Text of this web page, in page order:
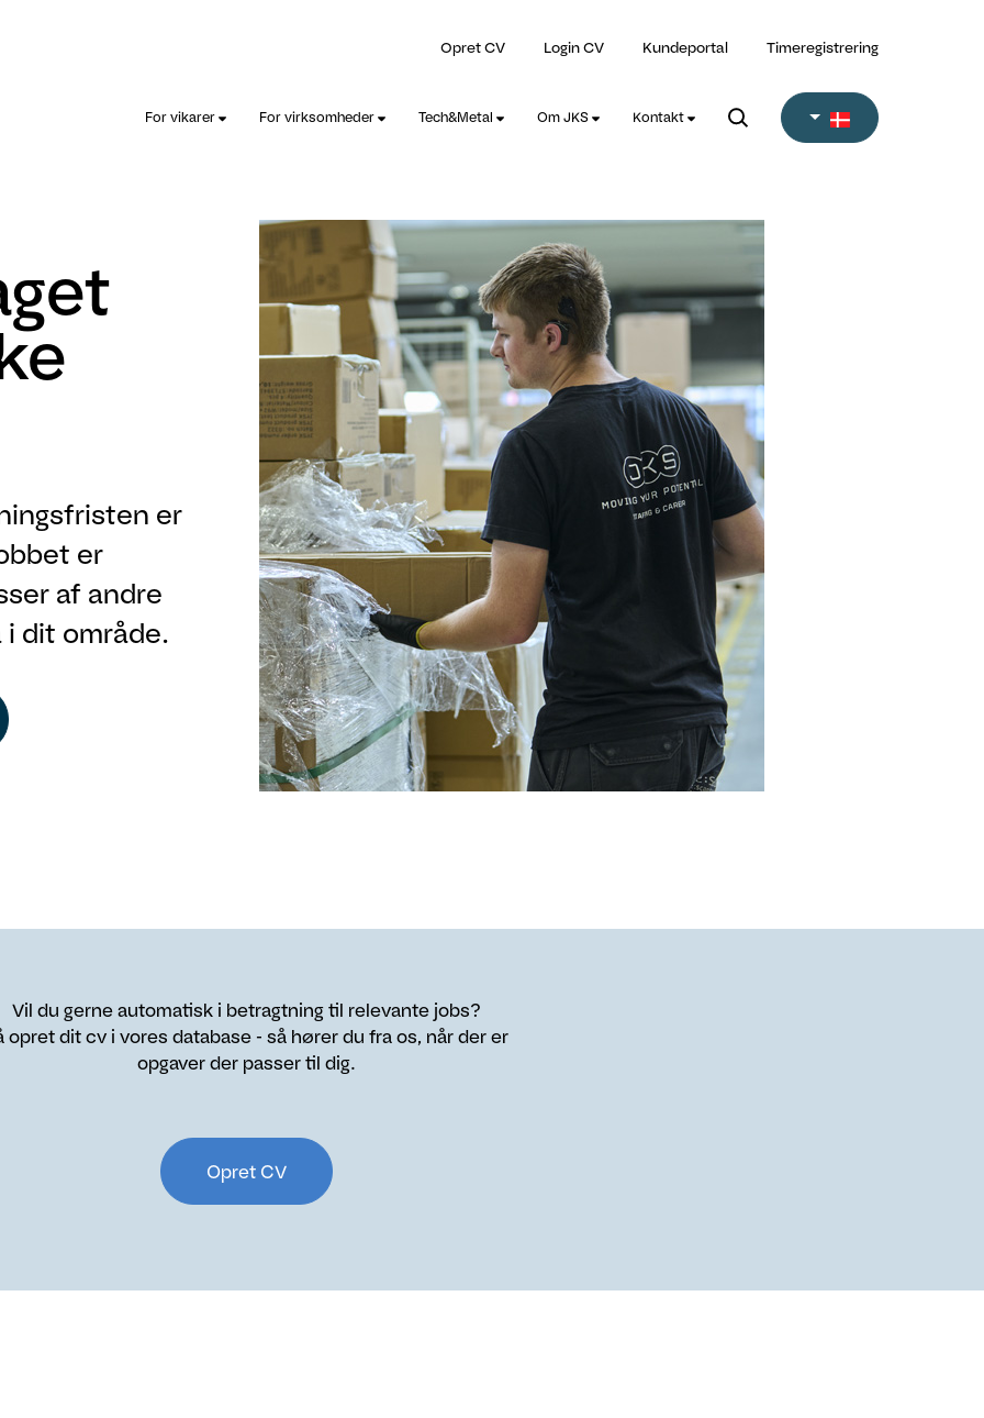
Opret CV Login CV Kundeportal Timeregistrering
For vikarer For virksomheder Tech&Metal Om JKS Kontakt
er
er
af andre
i dit område.
Vil du gerne automatisk i betragtning til relevante jobs?
opret dit cv i vores database - så hører du fra os, når der er
opgaver der passer til dig.
Opret CV